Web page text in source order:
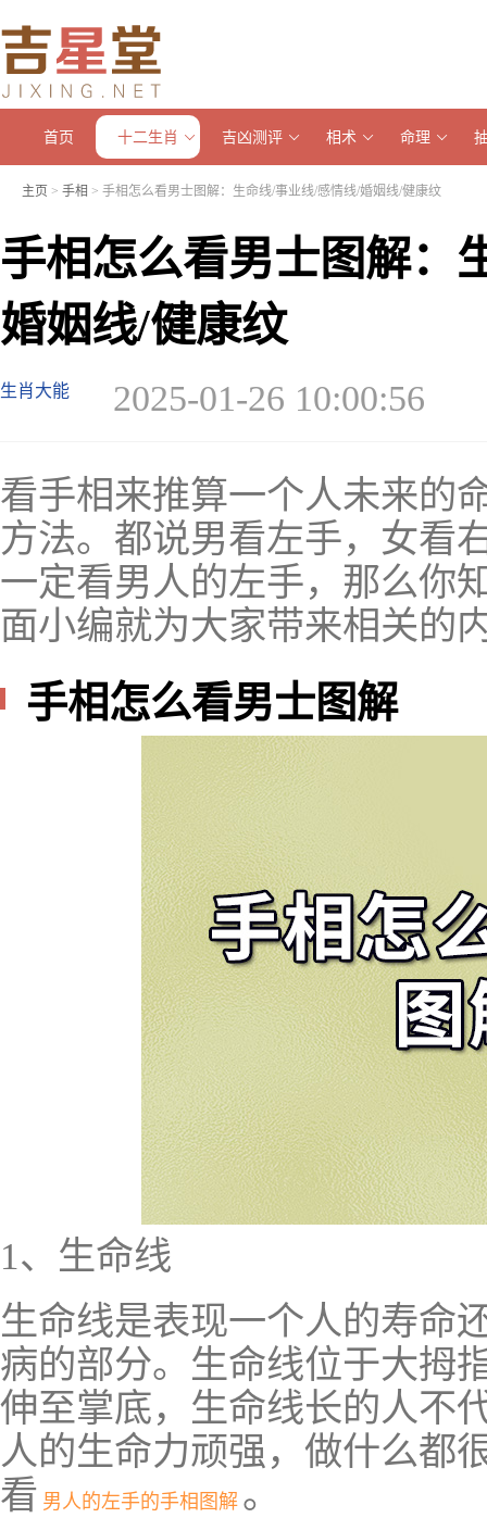
首页 十二生肖 吉凶测评 相术 命理
主页 > 手相 > 手相怎么看男士图解：生命线/事业线/感情线/婚姻线/健康纹
手相怎么看男士图解：
婚姻线/健康纹
生肖大能 2025-01-26 10:00:56
看手相来推算一个人未来的
方法。都说男看左手，女看
一定看男人的左手，那么你
面小编就为大家带来相关的
手相怎么看男士图解
1、生命线
生命线是表现一个人的寿命
病的部分。生命线位于大拇
伸至掌底，生命线长的人不
人的生命力顽强，做什么都
看 男人的左手的手相图解 。